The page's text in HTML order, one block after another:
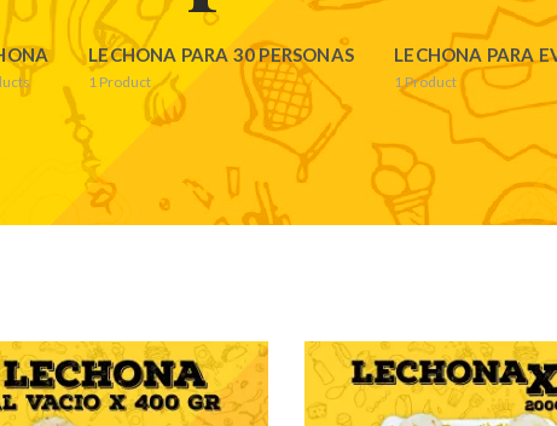
LECHONA PARA 30 PERSONAS
1 Product
LECHONA PARA
1Product